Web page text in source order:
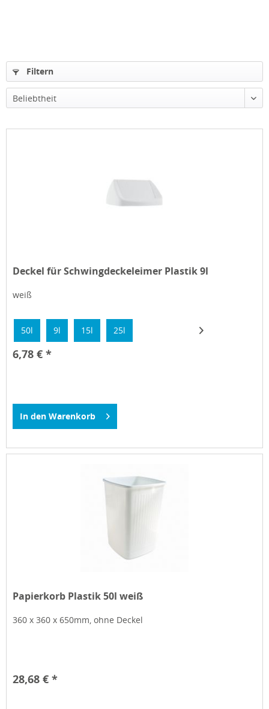
Filtern
Beliebtheit
Deckel für Schwingdeckeleimer Plastik 9l
weiß
50l 9l 15l 25l
6,78 € *
In den Warenkorb
Papierkorb Plastik 50l weiß
360 x 360 x 650mm, ohne Deckel
28,68 € *